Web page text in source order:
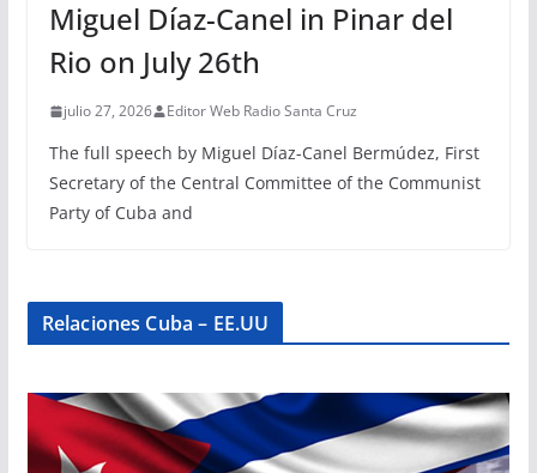
Miguel Díaz-Canel in Pinar del
Rio on July 26th
julio 27, 2026 Editor Web Radio Santa Cruz
The full speech by Miguel Díaz-Canel Bermúdez, First
Secretary of the Central Committee of the Communist
Party of Cuba and
Relaciones Cuba – EE.UU